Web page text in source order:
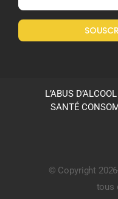
Politique en matière de
L’ABUS
SANTÉ
© Copyright
tous